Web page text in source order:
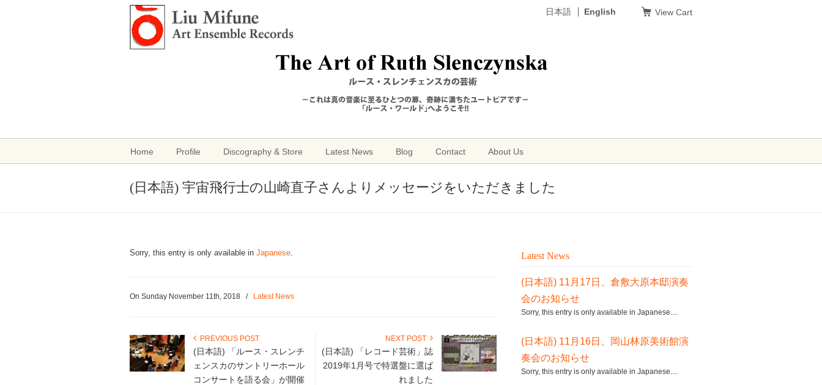
日本語 English View Cart
Home Profile Discography & Store Latest News Blog Contact About Us
(日本語) 宇宙飛行士の山崎直子さんよりメッセージをいただきました
Sorry, this entry is only available in Japanese.
On Sunday November 11th, 2018 / Latest News
PREVIOUS POST
(日本語) 「ルース・スレンチ
ェンスカのサントリーホール
コンサートを語る会」が開催
NEXT POST
(日本語) 「レコード芸術」誌
2019年1月号で特選盤に選ば
れました
Latest News
(日本語) 11月17日、倉敷大原本邸演奏
会のお知らせ
Sorry, this entry is only available in Japanese....
(日本語) 11月16日、岡山林原美術館演
奏会のお知らせ
Sorry, this entry is only available in Japanese....